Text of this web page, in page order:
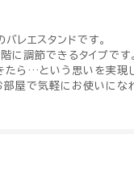
レエスタンドです。
に調節できるタイプです
たら…という思いを実現
部屋で気軽にお使いにな